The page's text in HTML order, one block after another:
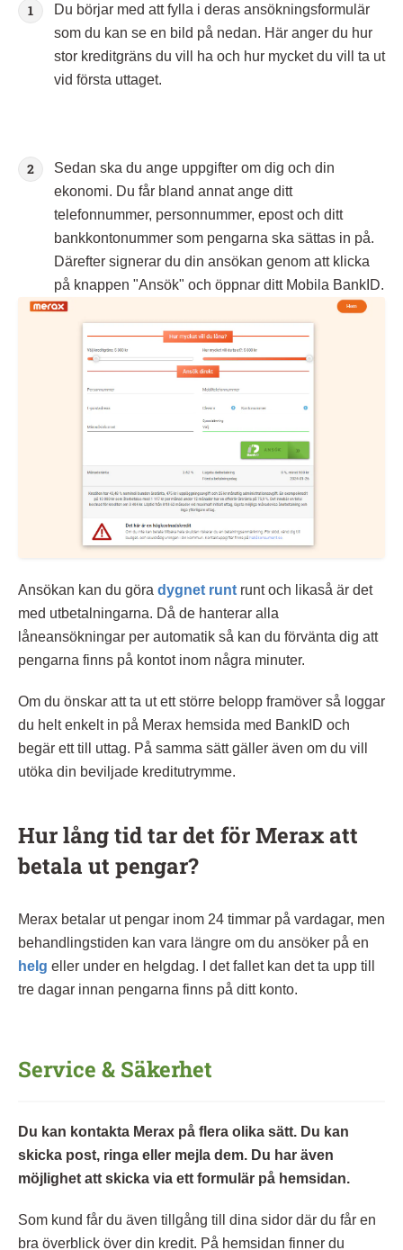
Du börjar med att fylla i deras ansökningsformulär
som du kan se en bild på nedan. Här anger du hur
stor kreditgräns du vill ha och hur mycket du vill ta ut
vid första uttaget.
Sedan ska du ange uppgifter om dig och din
ekonomi. Du får bland annat ange ditt
telefonnummer, personnummer, epost och ditt
bankkontonummer som pengarna ska sättas in på.
Därefter signerar du din ansökan genom att klicka
på knappen "Ansök" och öppnar ditt Mobila BankID.
Ansökan kan du göra dygnet runt runt och likaså är det
med utbetalningarna. Då de hanterar alla
låneansökningar per automatik så kan du förvänta dig att
pengarna finns på kontot inom några minuter.
Om du önskar att ta ut ett större belopp framöver så loggar
du helt enkelt in på Merax hemsida med BankID och
begär ett till uttag. På samma sätt gäller även om du vill
utöka din beviljade kreditutrymme.
Hur lång tid tar det för Merax att
betala ut pengar?
Merax betalar ut pengar inom 24 timmar på vardagar, men
behandlingstiden kan vara längre om du ansöker på en
helg eller under en helgdag. I det fallet kan det ta upp till
tre dagar innan pengarna finns på ditt konto.
Service & Säkerhet
Du kan kontakta Merax på flera olika sätt. Du kan
skicka post, ringa eller mejla dem. Du har även
möjlighet att skicka via ett formulär på hemsidan.
Som kund får du även tillgång till dina sidor där du får en
bra överblick över din kredit. På hemsidan finner du